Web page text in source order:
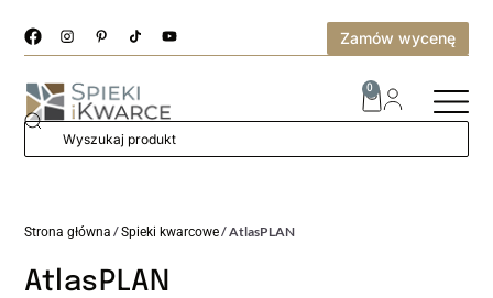
Zamów wycenę
0
Strona główna /Spieki kwarcowe/ AtlasPLAN
AtlasPLAN